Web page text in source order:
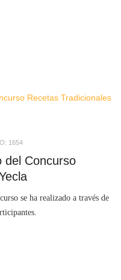
1654
del Concurso
se ha realizado a través de